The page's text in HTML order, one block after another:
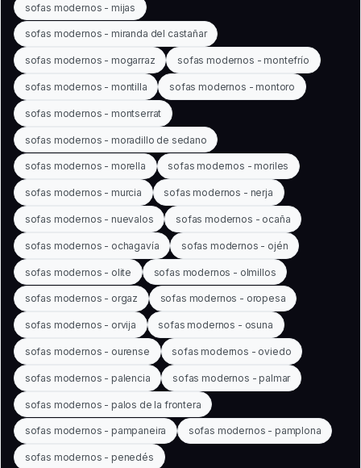
sofas modernos - mijas
sofas modernos - miranda del castañar
sofas modernos - mogarraz sofas modernos - montefrío
sofas modernos - montilla sofas modernos - montoro
sofas modernos - montserrat
sofas modernos - moradillo de sedano
sofas modernos - morella sofas modernos - moriles
sofas modernos - murcia sofas modernos - nerja
sofas modernos - nuevalos sofas modernos - ocaña
sofas modernos - ochagavía sofas modernos - ojén
sofas modernos - olite sofas modernos - olmillos
sofas modernos - orgaz sofas modernos - oropesa
sofas modernos - orvija sofas modernos - osuna
sofas modernos - ourense sofas modernos - oviedo
sofas modernos - palencia sofas modernos - palmar
sofas modernos - palos de la frontera
sofas modernos - pampaneira sofas modernos - pamplona
sofas modernos - penedés